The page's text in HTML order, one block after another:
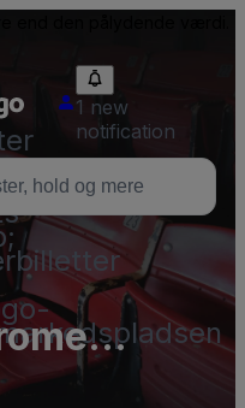
,
1 new
notification
Lots